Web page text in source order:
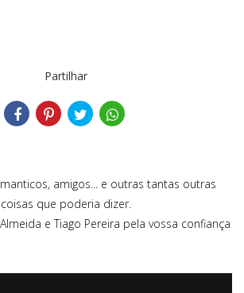
Partilhar
amigos... e outras tantas outras
coisas que poderia dizer.
e Tiago Pereira pela vossa confiança